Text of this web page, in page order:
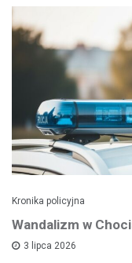
Kronika policyjna
Wandalizm w
3 lipca 2026